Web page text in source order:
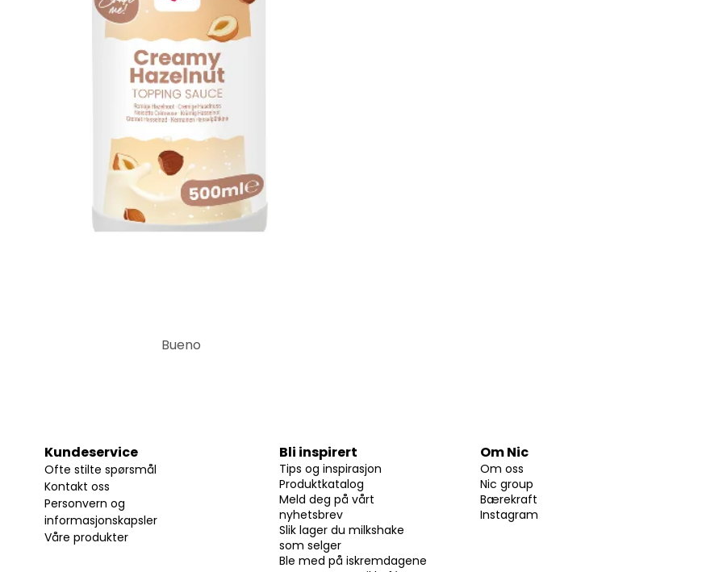
Bueno
Kundeservice
Ofte stilte spørsmål
Kontakt oss
Personvern og
informasjonskapsler
Våre produkter
Bli inspirert
Tips og inspirasjon
Produktkatalog
Meld deg på vårt
nyhetsbrev
Slik lager du milkshake
som selger
Ble med på iskremdagene
Om Nic
Om oss
Nic group
Bærekraft
Instagram